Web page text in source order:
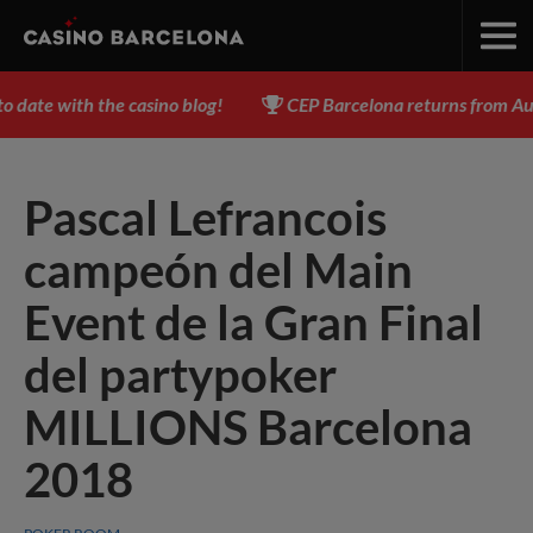
with the casino blog! CEP Barcelona returns from
Pascal Lefrancois
campeón del Main
Event de la Gran Final
del partypoker
MILLIONS Barcelona
2018